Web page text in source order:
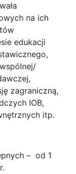
na ich
edukacji
zagraniczną,
IOB,
itp.
– od 1